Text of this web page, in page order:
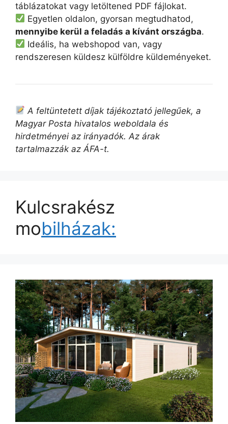
táblázatokat vagy letöltened PDF fájlokat.
Egyetlen oldalon, gyorsan megtudhatod,
mennyibe kerül a feladás a kívánt országba.
Ideális, ha webshopod van, vagy
rendszeresen küldesz külföldre küldeményeket.
A feltüntetett díjak tájékoztató jellegűek, a
Magyar Posta hivatalos weboldala és
hirdetményei az irányadók. Az árak
tartalmazzák az ÁFA-t.
Kulcsrakész
mobilházak: